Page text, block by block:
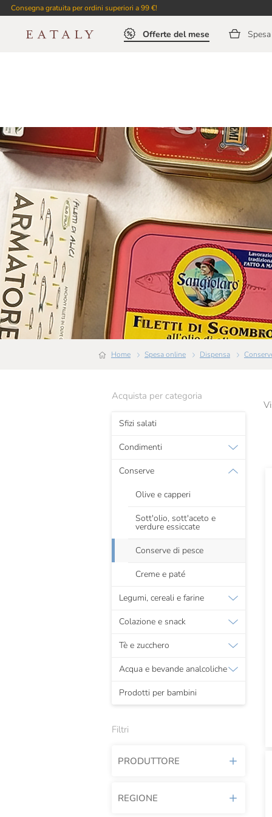
Consegna gratuita per ordini superiori a 99 €!
Offerte del mese
Home Spesa online Dispensa
Acquista per categoria
Sfizi salati
Condimenti
Conserve
Olive e capperi
Sott'olio, sott'aceto e
verdure essiccate
Conserve di pesce
Creme e paté
Legumi, cereali e farine
Colazione e snack
Tè e zucchero
Acqua e bevande analcoliche
Prodotti per bambini
Filtri
PRODUTTORE
Acantilado
REGIONE